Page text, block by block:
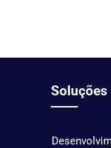
Soluções